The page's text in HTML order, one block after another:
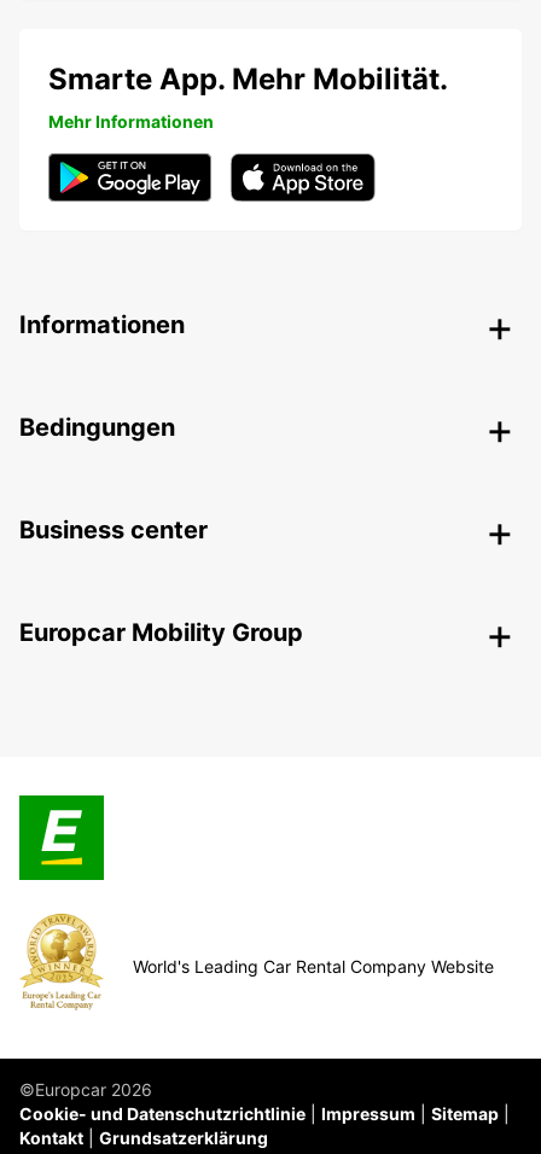
Smarte App. Mehr Mobilität.
Mehr Informationen
Informationen
Bedingungen
Business center
Europcar Mobility Group
World's Leading Car Rental Company Website
©Europcar 2026
Cookie- und Datenschutzrichtlinie
Impressum
Sitemap
Kontakt
Grundsatzerklärung